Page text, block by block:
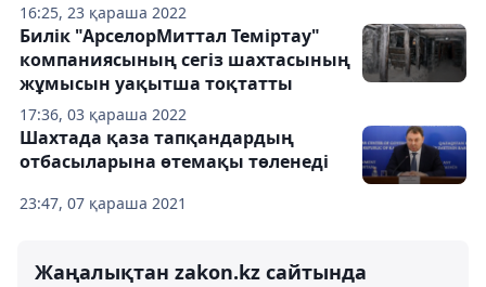
16:25, 23 қараша 2022
17:36, 03 қараша 2022
Билік "АрселорМиттал Теміртау"
компаниясының сегіз шахтасының
жұмысын уақытша тоқтатты
23:47, 07 қараша 2021
Шахтада қаза тапқандардың
отбасыларына өтемақы төленеді
Жаңалықтан zakon.kz сайтында